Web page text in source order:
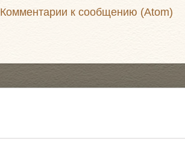
Комментарии к сообщению (Atom)